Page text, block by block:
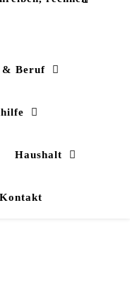
Beruf
Haushalt
Kontakt